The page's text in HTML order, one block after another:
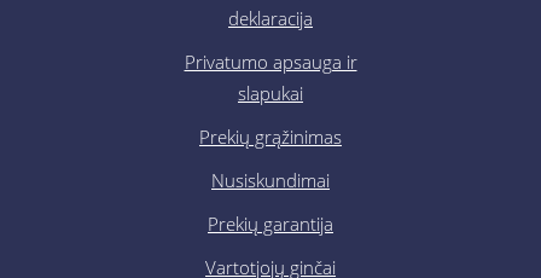
deklaracija
Privatumo apsauga ir
slapukai
Prekių grąžinimas
Nusiskundimai
Prekių garantija
Vartotjojų ginčai